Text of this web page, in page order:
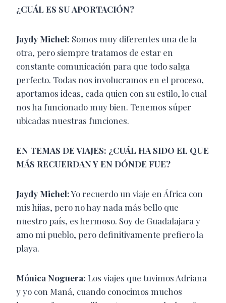
¿CUÁL ES SU APORTACIÓN?
Jaydy Michel: Somos muy diferentes una de la
otra, pero siempre tratamos de estar en
constante comunicación para que todo salga
perfecto. Todas nos involucramos en el proceso,
aportamos ideas, cada quien con su estilo, lo cual
nos ha funcionado muy bien. Tenemos súper
ubicadas nuestras funciones.
EN TEMAS DE VIAJES: ¿CUÁL HA SIDO EL QUE
MÁS RECUERDAN Y EN DÓNDE FUE?
Jaydy Michel:Yo recuerdo un viaje en África con
mis hijas, pero no hay nada más bello que
nuestro país, es hermoso. Soy de Guadalajara y
amo mi pueblo, pero definitivamente prefiero la
playa.
Mónica Noguera: Los viajes que tuvimos Adriana
y yo con Maná, cuando conocimos muchos